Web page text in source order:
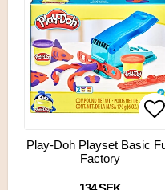
Play-Doh Playset Basic
Factory